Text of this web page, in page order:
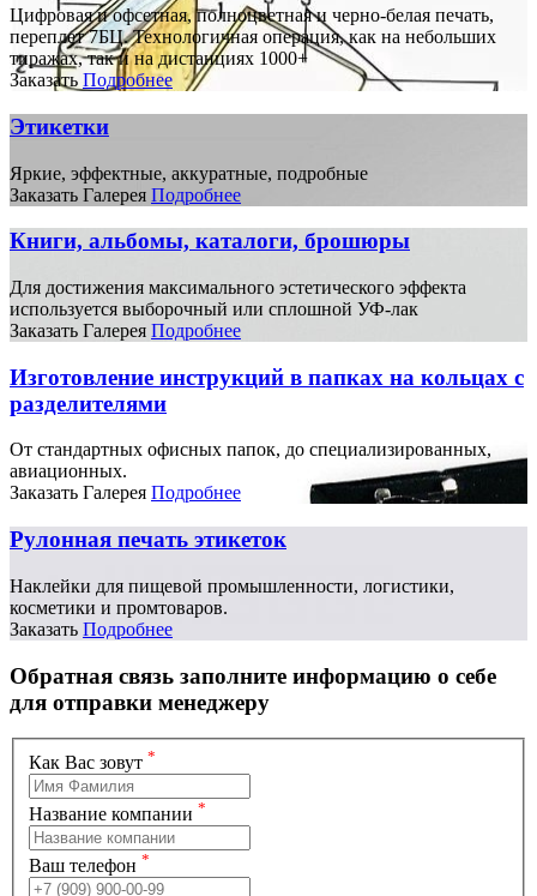
Цифровая и офсетная, полноцветная и черно-белая печать,
переплет 7БЦ. Технологичная операция, как на небольших
тиражах, так и на дистанциях 1000+
Заказать Подробнее
Этикетки
Яркие, эффектные, аккуратные, подробные
Заказать Галерея Подробнее
Книги, альбомы, каталоги, брошюры
Для достижения максимального эстетического эффекта
используется выборочный или сплошной УФ-лак
Заказать Галерея Подробнее
Изготовление инструкций в папках на кольцах с
разделителями
От стандартных офисных папок, до специализированных,
авиационных.
Заказать Галерея Подробнее
Рулонная печать этикеток
Наклейки для пищевой промышленности, логистики,
косметики и промтоваров.
Заказать Подробнее
Обратная связь заполните информацию о себе
для отправки менеджеру
Как Вас зовут *
Название компании *
Ваш телефон *